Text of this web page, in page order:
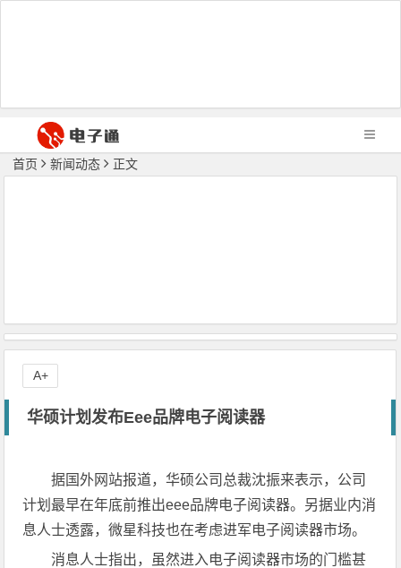
首页 新闻动态 正文
华硕计划发布Eee品牌电子阅读器
据国外网站报道，华硕公司总裁沈振来表示，公司
计划最早在年底前推出eee品牌电子阅读器。另据业内消
息人士透露，微星科技也在考虑进军电子阅读器市场。
消息人士指出，虽然进入电子阅读器市场的门槛甚
A+